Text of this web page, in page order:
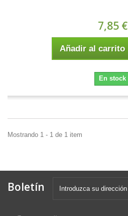
7,85 €
Añadir al carrito
En stock
Mostrando 1 - 1 de 1 item
Boletín